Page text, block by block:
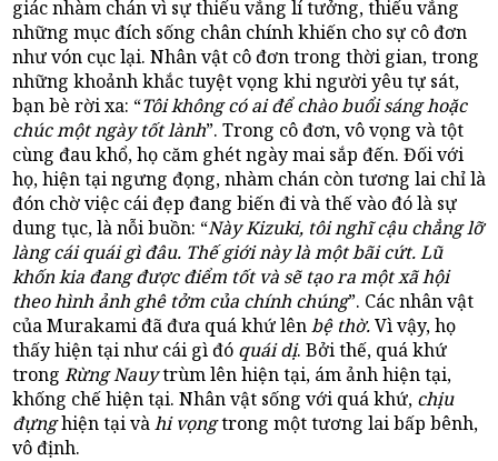
giác nhàm chán vì sự thiếu vắng lí tưởng, thiếu vắng
những mục đích sống chân chính khiến cho sự cô đơn
như vón cục lại. Nhân vật cô đơn trong thời gian, trong
những khoảnh khắc tuyệt vọng khi người yêu tự sát,
bạn bè rời xa: “Tôi không có ai để chào buổi sáng hoặc
chúc một ngày tốt lành”. Trong cô đơn, vô vọng và tột
cùng đau khổ, họ căm ghét ngày mai sắp đến. Đối với
họ, hiện tại ngưng đọng, nhàm chán còn tương lai chỉ là
đón chờ việc cái đẹp đang biến đi và thế vào đó là sự
dung tục, là nỗi buồn: “Này Kizuki, tôi nghĩ cậu chẳng lỡ
làng cái quái gì đâu. Thế giới này là một bãi cứt. Lũ
khốn kia đang được điểm tốt và sẽ tạo ra một xã hội
theo hình ảnh ghê tởm của chính chúng”. Các nhân vật
của Murakami đã đưa quá khứ lênbệ thờ.Vì vậy, họ
thấyhiện tại như cái gì đó quái dị. Bởi thế, quá khứ
trong Rừng Nauytrùm lên hiện tại, ám ảnh hiện tại,
khống chế hiện tại. Nhân vật sống với quá khứ, chịu
đựnghiện tạivàhi vọngtrong một tương lai bấp bênh,
vô định.